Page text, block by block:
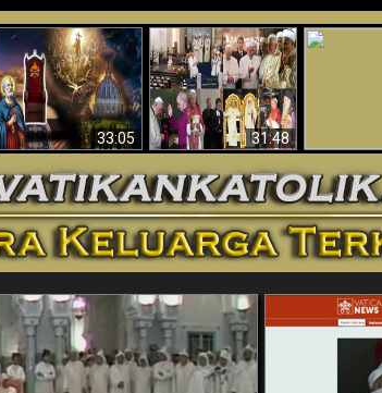
33:05
Apakah Alkitab
Memprediksikan 70
Tahun Tanpa
Seorang Paus?
31:48
Vatikan II Adalah
Agama Baru
Video